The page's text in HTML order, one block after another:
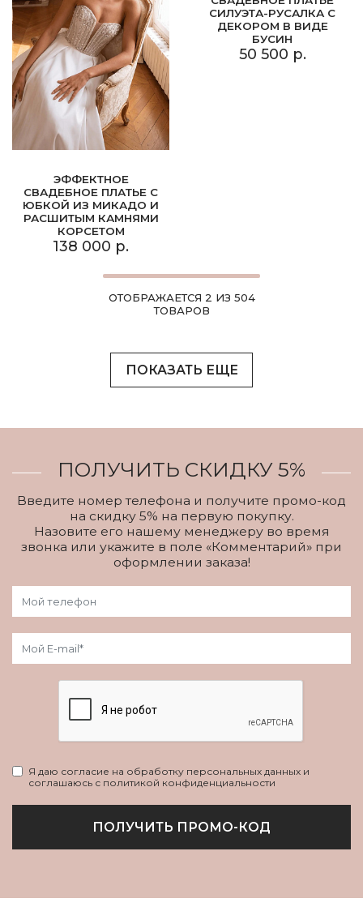
ЭФФЕКТНОЕ
СВАДЕБНОЕ ПЛАТЬЕ С
ЮБКОЙ ИЗ МИКАДО И
РАСШИТЫМ КАМНЯМИ
КОРСЕТОМ
138 000 р.
СИЛУЭТА-РУСАЛКА С
ДЕКОРОМ В ВИДЕ
БУСИН
50 500 р.
ОТОБРАЖАЕТСЯ 2 ИЗ 504
ТОВАРОВ
ПОКАЗАТЬ ЕЩЕ
ПОЛУЧИТЬ СКИДКУ 5%
Введите номер телефона и получите промо-код
на скидку 5% на первую покупку.
Назовите его нашему менеджеру во время
звонка или укажите в поле «Комментарий» при
оформлении заказа!
Я даю согласие на обработку персональных данных и
соглашаюсь с политикой конфиденциальности
ПОЛУЧИТЬ ПРОМО-КОД